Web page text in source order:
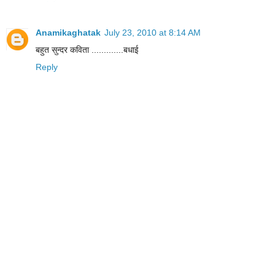
Anamikaghatak July 23, 2010 at 8:14 AM
बहुत सुन्दर कविता .............बधाई
Reply